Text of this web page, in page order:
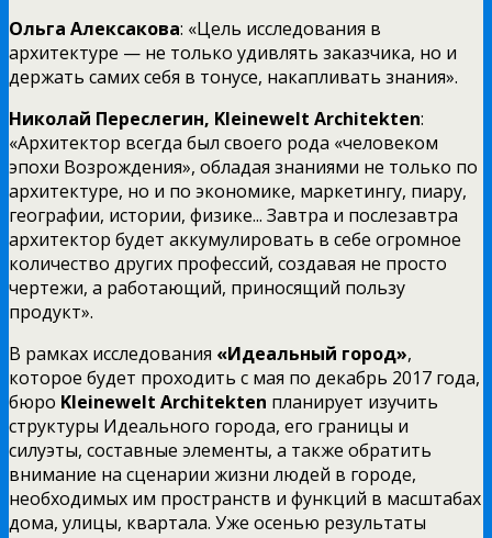
Ольга Алексакова: «Цель исследования в
архитектуре — не только удивлять заказчика, но и
держать самих себя в тонусе, накапливать знания».
Николай Переслегин, Kleinewelt Architekten:
«Архитектор всегда был своего рода «человеком
эпохи Возрождения», обладая знаниями не только по
архитектуре, но и по экономике, маркетингу, пиару,
географии, истории, физике... Завтра и послезавтра
архитектор будет аккумулировать в себе огромное
количество других профессий, создавая не просто
чертежи, а работающий, приносящий пользу
продукт».
В рамках исследования «Идеальный город»,
которое будет проходить с мая по декабрь 2017 года,
бюро Kleinewelt Architekten планирует изучить
структуры Идеального города, его границы и
силуэты, составные элементы, а также обратить
внимание на сценарии жизни людей в городе,
необходимых им пространств и функций в масштабах
дома, улицы, квартала. Уже осенью результаты